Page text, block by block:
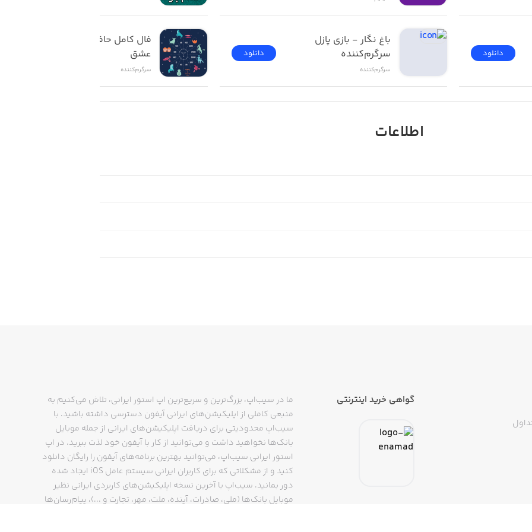
دانلود
سرگرم‌کننده
سرگرم‌کننده
دانلود
عشق
سرگرم‌کننده
اطلاعات
گواهی خرید اینترنتی
ما در سیب‌اپ، بزرگ‌ترین و سریع‌ترین اپ استور ایرانی، تلاش می‌کنیم به
منبعی کاملی از اپلیکیشن‌های ایرانی آیفون دسترسی داشته باشید. با
سیب‌اپ محدودیتی برای دریافت اپلیکیشن‌های ایرانی از جمله موبایل
بانک‌ها نخواهید داشت و می‌توانید از کار با آیفون خود لذت ببرید. در اپ
استور ایرانی سیب‌اپ، می‌توانید بهترین برنامه‌های آیفون را رایگان دانلود
کنید و از مشکلاتی که برای کاربران ایرانی سیستم عامل iOS ایجاد شده
دور بمانید. سیب‌اپ با آخرین نسخه اپلیکیشن‌های کاربردی ایرانی نظیر
موبایل بانک‌ها (ملی، صادرات، آینده، ملت، مهر، تجارت و ...)، پیام‌رسان‌ها